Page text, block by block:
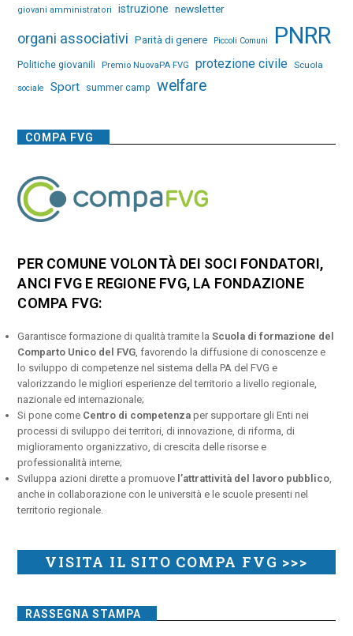
giovani amministratori istruzione newsletter
organi associativi Parità di genere Piccoli Comuni PNRR
Politiche giovanili Premio NuovaPA FVG protezione civile Scuola
sociale Sport summer camp welfare
COMPA FVG
PER COMUNE VOLONTÀ DEI SOCI FONDATORI,
ANCI FVG E REGIONE FVG, LA FONDAZIONE
COMPA FVG:
Garantisce formazione di qualità tramite laScuola di formazione del
Comparto Unico del FVG, favorendo la diffusione di conoscenze e
lo sviluppo di competenze nel sistema della PA del FVG e
valorizzando le migliori esperienze del territorio a livello regionale,
nazionale ed internazionale;
Si pone come Centro di competenza per supportare gli Enti nei
processi di sviluppo dei territori, di innovazione, di riforma, di
miglioramento organizzativo, di crescita delle risorse e
professionalità interne;
Sviluppa azioni dirette a promuove l’attrattività del lavoro pubblico,
anche in collaborazione con le università e le scuole presenti nel
territorio regionale.
VISITA IL SITO COMPA FVG >>>
RASSEGNA STAMPA